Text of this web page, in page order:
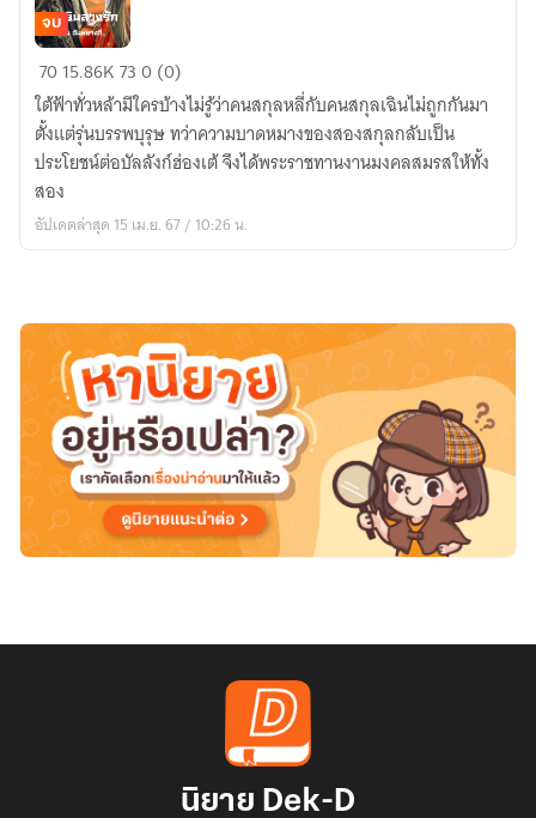
ฮู
หยิน
ลวง
รัก
จบ
7015.86K730 (0)
ใต้ฟ้าทั่วหล้ามีใครบ้างไม่รู้ว่าคนสกุลหลี่กับคนสกุลเฉินไม่ถูกกันมา
ตั้งแต่รุ่นบรรพบุรุษ ทว่าความบาดหมางของสองสกุลกลับเป็น
ประโยชน์ต่อบัลลังก์ฮ่องเต้ จึงได้พระราชทานงานมงคลสมรสให้ทั้ง
สอง
อัปเดตล่าสุด 15 เม.ย. 67 / 10:26 น.
นิยาย Dek-D